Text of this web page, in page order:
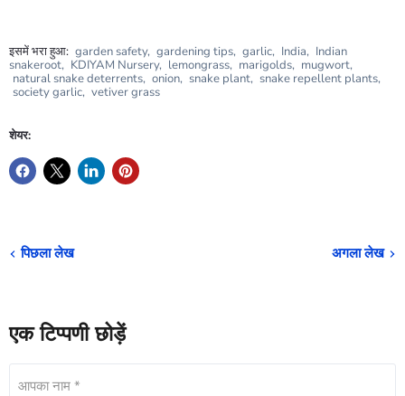
इसमें भरा हुआ: garden safety, gardening tips, garlic, India, Indian
snakeroot, KDIYAM Nursery, lemongrass, marigolds, mugwort,
natural snake deterrents, onion, snake plant, snake repellent plants,
society garlic, vetiver grass
शेयर:
पिछला लेख अगला लेख
एक टिप्पणी छोड़ें
आपका नाम *